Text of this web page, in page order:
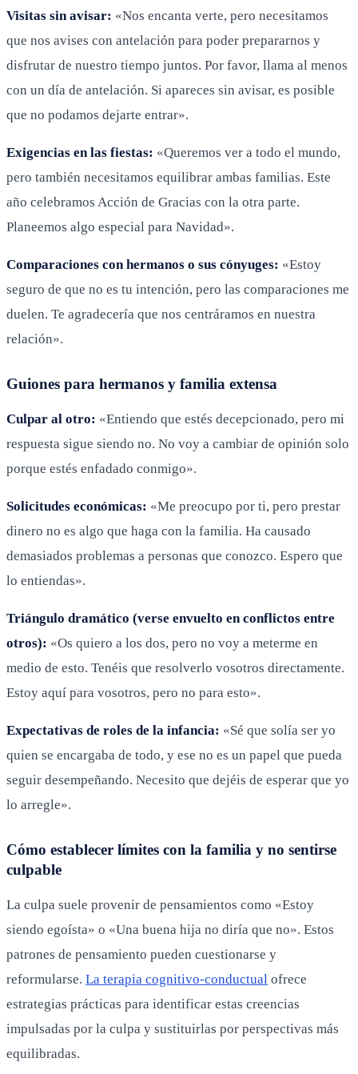
Visitas sin avisar: «Nos encanta verte, pero necesitamos
que nos avises con antelación para poder prepararnos y
disfrutar de nuestro tiempo juntos. Por favor, llama al menos
con un día de antelación. Si apareces sin avisar, es posible
que no podamos dejarte entrar».
Exigencias en las fiestas: «Queremos ver a todo el mundo,
pero también necesitamos equilibrar ambas familias. Este
año celebramos Acción de Gracias con la otra parte.
Planeemos algo especial para Navidad».
Comparaciones con hermanos o sus cónyuges: «Estoy
seguro de que no es tu intención, pero las comparaciones me
duelen. Te agradecería que nos centráramos en nuestra
relación».
Guiones para hermanos y familia extensa
Culpar al otro: «Entiendo que estés decepcionado, pero mi
respuesta sigue siendo no. No voy a cambiar de opinión solo
porque estés enfadado conmigo».
Solicitudes económicas: «Me preocupo por ti, pero prestar
dinero no es algo que haga con la familia. Ha causado
demasiados problemas a personas que conozco. Espero que
lo entiendas».
Triángulo dramático (verse envuelto en conflictos entre
otros): «Os quiero a los dos, pero no voy a meterme en
medio de esto. Tenéis que resolverlo vosotros directamente.
Estoy aquí para vosotros, pero no para esto».
Expectativas de roles de la infancia: «Sé que solía ser yo
quien se encargaba de todo, y ese no es un papel que pueda
seguir desempeñando. Necesito que dejéis de esperar que yo
lo arregle».
Cómo establecer límites con la familia y no sentirse
culpable
La culpa suele provenir de pensamientos como «Estoy
siendo egoísta» o «Una buena hija no diría que no». Estos
patrones de pensamiento pueden cuestionarse y
reformularse. La terapia cognitivo-conductual ofrece
estrategias prácticas para identificar estas creencias
impulsadas por la culpa y sustituirlas por perspectivas más
equilibradas.